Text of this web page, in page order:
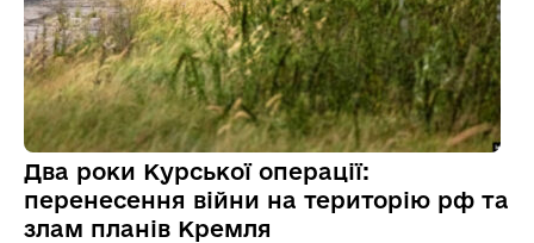
Два роки Курської операції:
перенесення війни на територію рф та
злам планів Кремля